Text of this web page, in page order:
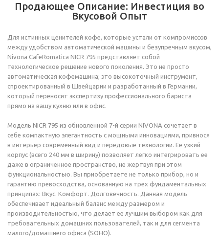
Продающее Описание: Инвестиция во
Вкусовой Опыт
Для истинных ценителей кофе, которые устали от компромиссов
между удобством автоматической машины и безупречным вкусом,
Nivona CafeRomatica NICR 795 представляет собой
технологическое решение нового поколения. Это не просто
автоматическая кофемашина; это высокоточный инструмент,
спроектированный в Швейцарии и разработанный в Германии,
который переносит экспертизу профессионального бариста
прямо на вашу кухню или в офис.
Модель NICR 795 из обновленной 7-й серии NIVONA сочетает в
себе компактную элегантность с мощными инновациями, привнося
в интерьер современный вид и передовые технологии. Ее узкий
корпус (всего 240 мм в ширину) позволяет легко интегрировать ее
даже в ограниченное пространство, не жертвуя при этом
функциональностью. Вы приобретаете не только прибор, но и
гарантию превосходства, основанную на трех фундаментальных
принципах: Вкус. Комфорт. Долговечность. Данная модель
обеспечивает идеальный баланс между размером и
производительностью, что делает ее лучшим выбором как для
требовательных домашних пользователей, так и для сегмента
малого/домашнего офиса (SOHO).